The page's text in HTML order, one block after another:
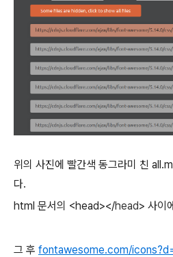
위의 사진에 빨간색 동그라미 친
다.
html 문서의 <head></head> 사이
그 후 fontawesome.com/